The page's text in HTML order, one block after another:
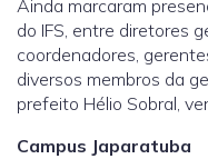
Ainda marcaram
do IFS, entre diretores
coordenadores,
diversos membros da
prefeito Hélio Sobral,
Campus Japaratuba